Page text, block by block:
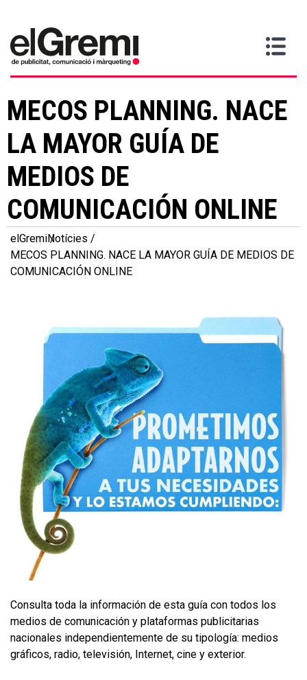
Inici
Gremi
>
Serveis
Contacta
MECOS PLANNING. NACE
LA MAYOR GUÍA DE
MEDIOS DE
COMUNICACIÓN ONLINE
elGremiNotícies
MECOS PLANNING. NACE LA MAYOR GUÍA DE MEDIOS DE
COMUNICACIÓN ONLINE
Consulta toda la información de esta guía con todos los
medios de comunicación y plataformas publicitarias
nacionales independientemente de su tipología: medios
gráficos, radio, televisión, Internet, cine y exterior.